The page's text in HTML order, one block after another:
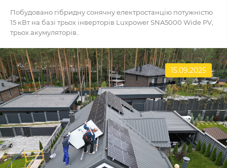
Побудовано гібридну сонячну електростанцію потужністю
15 кВт на базі трьох інверторів Luxpower SNA5000 Wide PV,
трьох акумуляторів..
15.09.2025